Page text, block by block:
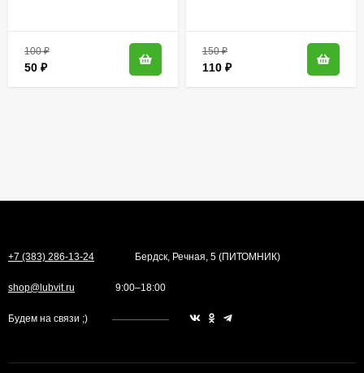
100₽
50 ₽
150₽
110 ₽
+7 (383) 286-13-24 Бердск, Речная, 5 (ПИТОМНИК)
shop@lubvit.ru 9:00–18:00
Будем на связи ;)